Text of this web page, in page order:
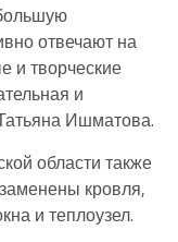
отвечают на
и творческие
и
Ишматова.
области также
кровля,
и теплоузел.